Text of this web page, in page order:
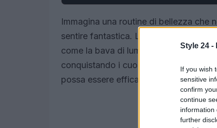
Style 24 -
If you wish
sensitive
confirm
continue
information
further
Immagina una routine di bellezza che
sentire fantastica. La skincare
come la bava di lumaca e il veleno
conquistando i cuori di milioni di
possa essere efficace! Sei pronta a